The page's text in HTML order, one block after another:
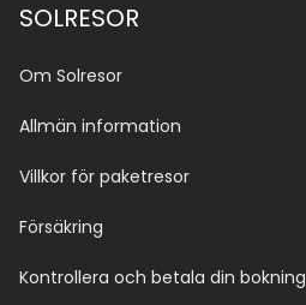
SOLRESOR
Om Solresor
Allmän information
Villkor för paketresor
Försäkring
Kontrollera och betala din bokning